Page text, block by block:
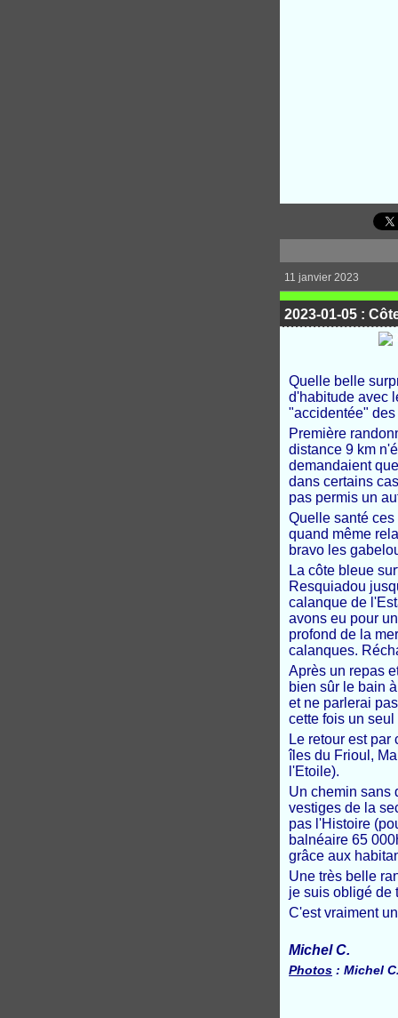
11 janvier 2023
2023-01-05 :
Quelle belle
d'habitude avec
"accidentée"
Première
distance 9 km
demandaient
dans certains
pas permis un
Quelle santé
quand même
bravo les
La côte bleue
Resquiadou
calanque de
avons eu pour
profond de la
calanques.
Après un repas
bien sûr le bain
et ne parlerai
cette fois un
Le retour est
îles du Frioul,
l'Etoile).
Un chemin sans
vestiges de la
pas l'Histoire
balnéaire 65
grâce aux
Une très belle
je suis obligé de
C'est vraiment
Michel C.
Photos : Michel